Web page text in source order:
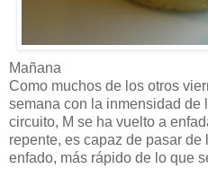
Mañana
Como muchos de los otros
semana con la inmensidad de
circuito, M se ha vuelto a
repente, es capaz de pasar de
enfado, más rápido de lo que